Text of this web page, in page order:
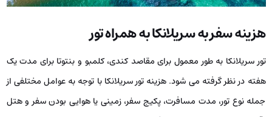
هزینه سفر به سریلانکا به همراه تور
تور سریلانکا به طور معمول برای مقاصد کندی، کلمبو و بنتوتا برای مدت یک
هفته در نظر گرفته می شود. هزینه تور سریلانکا با توجه به عوامل مختلفی از
جمله نوع تور، مدت مسافرت، پکیج سفر، زمینی یا هوایی بودن سفر و هتل